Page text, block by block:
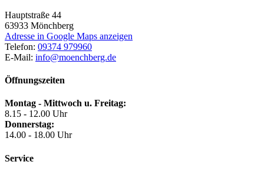
Hauptstraße 44
63933 Mönchberg
Adresse in Google Maps anzeigen
Telefon: 09374 979960
E-Mail: info@moenchberg.de
Öffnungszeiten
Montag - Mittwoch u. Freitag:
8.15 - 12.00 Uhr
Donnerstag:
14.00 - 18.00 Uhr
Service